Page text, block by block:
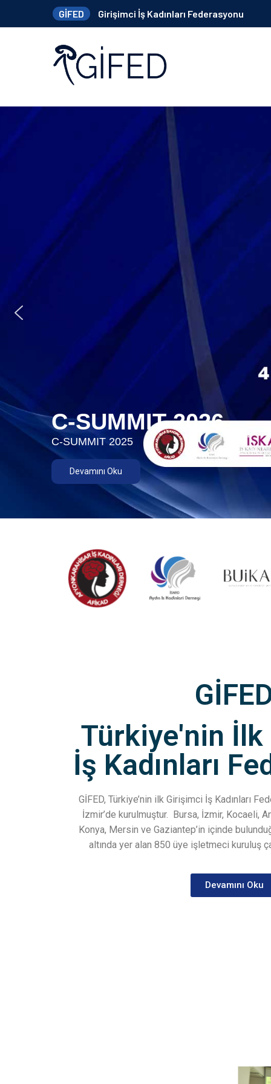
GİFED Girişimci İş Kadınları Federasyonu
C-SUMMIT 2026
C-SUMMIT 2025
Devamını Oku
Türkiye'nin
İş Kadınları
GİFED, Türkiye’nin ilk Girişimci İş Kadınları
İzmir’de kurulmuştur. Bursa, İzmir, Kocaeli,
Konya, Mersin ve Gaziantep’in içinde
altında yer alan 850 üye işletmeci kuruluş
Devamını Oku